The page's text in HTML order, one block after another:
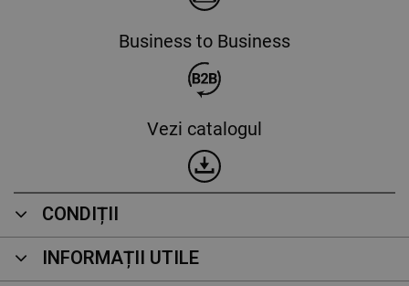
Business to Business
Vezi catalogul
CONDIȚII
INFORMAȚII UTILE